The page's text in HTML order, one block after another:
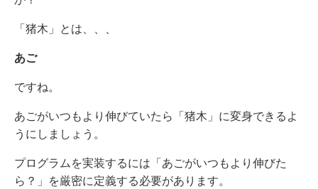
「猪木」とは、、、
あご
ですね。
あごがいつもより伸びていたら「猪木」に変身できるよ
うにしましょう。
プログラムを実装するには「あごがいつもより伸びた
ら？」を厳密に定義する必要があります。